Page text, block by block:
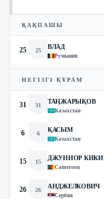
ҚАҚПАШЫ
25 25
ВЛАД
Румыния
НЕГІЗГІ ҚҰРАМ
31 31
ТАҢЖАРЫҚОВ
Казахстан
6 6
ҚАСЫМ
Казахстан
15 15
ДЖУНИОР КИКИ
Cameroon
26 26
АНДЖЕЛКОВИЧ
Сербия